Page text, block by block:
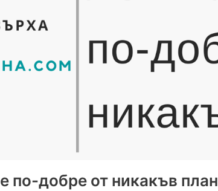
по-добре от никакъв план